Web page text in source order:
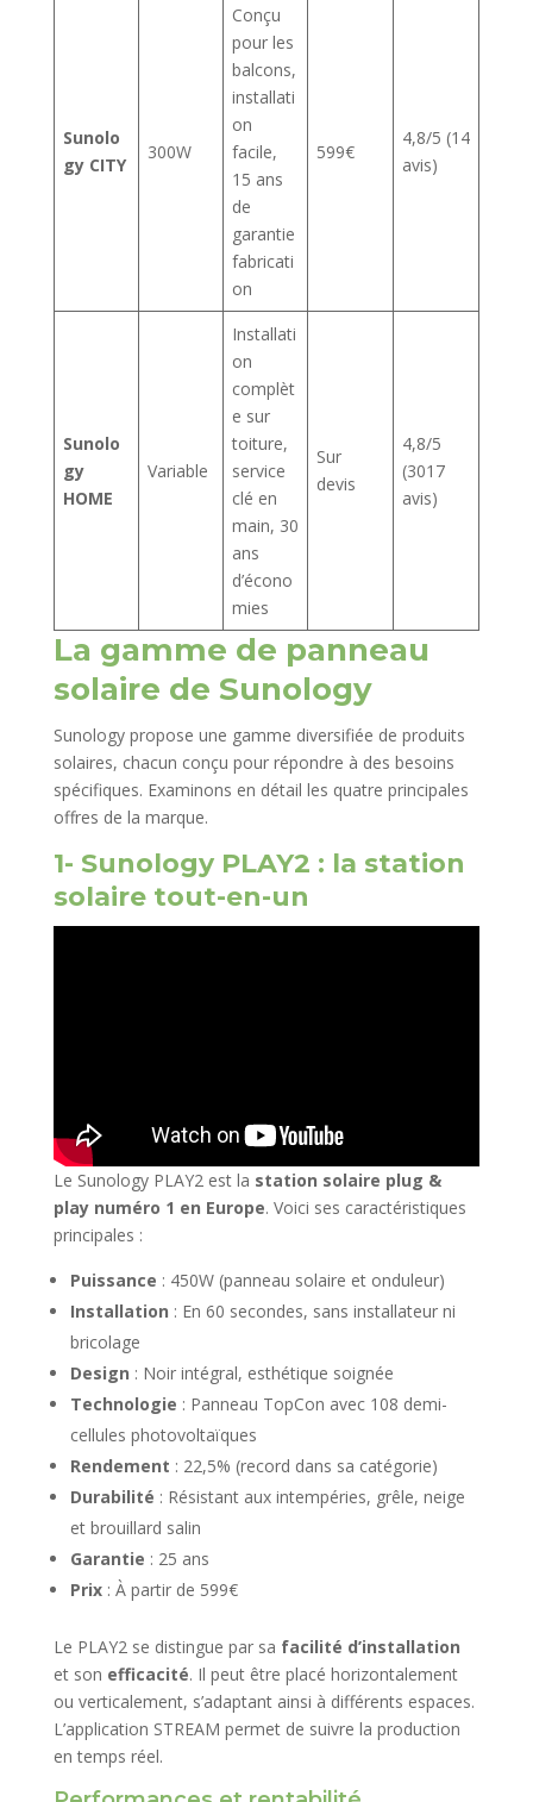
Sunolo
gy CITY
300W
Conçu
pour les
balcons,
installati
on
facile,
15 ans
de
garantie
fabricati
on
599€
4,8/5 (14
avis)
Sunolo
gy
HOME
Variable
Installati
on
complèt
e sur
toiture,
service
clé en
main, 30
ans
d’écono
mies
Sur
devis
4,8/5
(3017
avis)
La gamme de panneau
solaire de Sunology
Sunology propose une gamme diversifiée de produits
solaires, chacun conçu pour répondre à des besoins
spécifiques. Examinons en détail les quatre principales
offres de la marque.
1- Sunology PLAY2 : la station
solaire tout-en-un
Le Sunology PLAY2 est la station solaire plug &
play numéro 1 en Europe. Voici ses caractéristiques
principales :
Puissance : 450W (panneau solaire et onduleur)
Installation : En 60 secondes, sans installateur ni
bricolage
Design : Noir intégral, esthétique soignée
Technologie : Panneau TopCon avec 108 demi-
cellules photovoltaïques
Rendement : 22,5% (record dans sa catégorie)
Durabilité : Résistant aux intempéries, grêle, neige
et brouillard salin
Garantie : 25 ans
Prix: À partir de 599€
Le PLAY2 se distingue par sa facilité d’installation
et son efficacité. Il peut être placé horizontalement
ou verticalement, s’adaptant ainsi à différents espaces.
L’application STREAM permet de suivre la production
en temps réel.